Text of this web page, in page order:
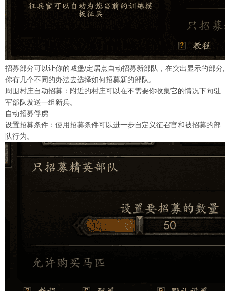
招募部分可以让你的城堡/定居点自动招募新部队，在突出显示的部分,
你有几个不同的办法去选择如何招募新的部队。
周围村庄自动招募：附近的村庄可以在不需要你收集它的情况下向驻
军部队发送一组新兵。
自动招募俘虏
设置招募条件：使用招募条件可以进一步自定义征召官和被招募的部
队行为。